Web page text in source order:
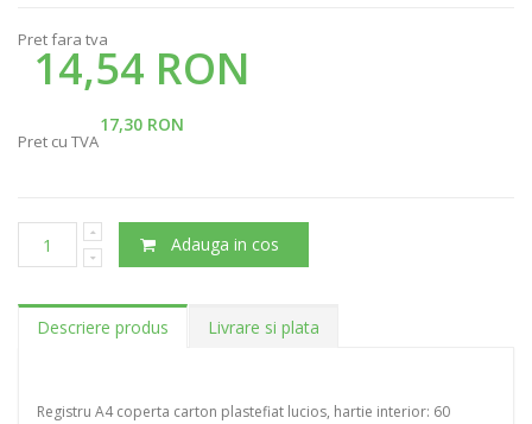
Pret fara tva
14,54 RON
17,30 RON
Pret cu TVA
Adauga in cos
Descriere produs Livrare si plata
Registru A4 coperta carton plastefiat lucios, hartie interior: 60